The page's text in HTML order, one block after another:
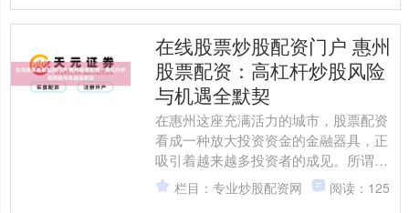
在线股票炒股配资门户 惠州
股票配资：高杠杆炒股风险
与机遇全默契
在惠州这座充满活力的城市，股票配资
看成一种放大投资资金的金融器具，正
吸引着越来越多投资者的成见。所谓股
票配资，是指投资者通过配资公司取得
稀疏资金进行股票来回，从....
栏目：专业炒股配资网 阅读：125